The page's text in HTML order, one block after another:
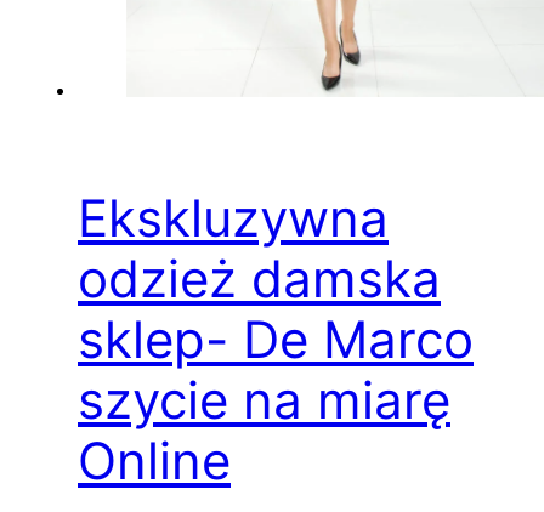
Ekskluzywna
odzież damska
sklep- De Marco
szycie na miarę
Online